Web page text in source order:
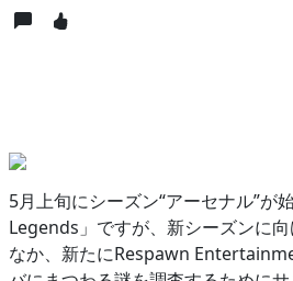
5月上旬にシーズン“アーセナル”が
Legends」ですが、新シーズンに
なか、新たにRespawn